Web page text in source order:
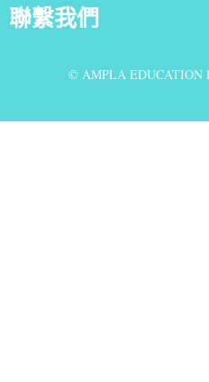
聯繫我們
© AMPLA EDUCATION